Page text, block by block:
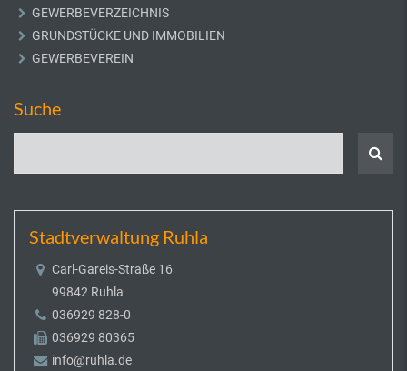
GEWERBEVERZEICHNIS
GRUNDSTÜCKE UND IMMOBILIEN
GEWERBEVEREIN
Suche
Stadtverwaltung Ruhla
Carl-Gareis-Straße 16
99842 Ruhla
036929 828-0
036929 80365
info@ruhla.de